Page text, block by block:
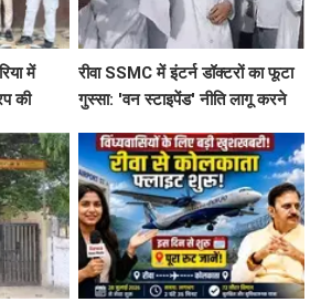
में
की
रीवा SSMC में इंटर्न डॉक्टरों का फूटा
गुस्सा: 'वन स्टाइपेंड' नीति लागू करने
छात्र